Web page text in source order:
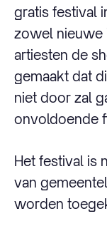
gratis festival
zowel nieuwe
artiesten de
gemaakt dat
niet door zal
onvoldoende
Het festival is
van
worden